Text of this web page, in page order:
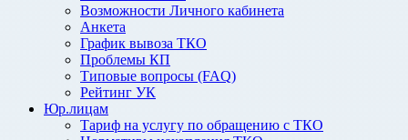
Возможности Личного кабинета
Анкета
График вывоза ТКО
Проблемы КП
Типовые вопросы (FAQ)
Рейтинг УК
Юр.лицам
Тариф на услугу по обращению с ТКО